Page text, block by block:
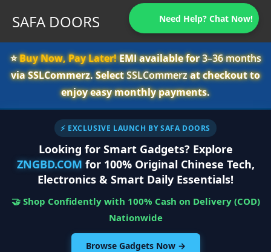
SAFA DOORS Need Help? Chat Now!
⭐️Buy Now, Pay Later!EMI available for3–36 months
via SSLCommerz. SelectSSLCommerzat checkout to
enjoy easy monthly payments.
⚡ EXCLUSIVE LAUNCH BY SAFA DOORS
Looking for Smart Gadgets? Explore
ZNGBD.COM for 100% Original Chinese Tech,
Electronics & Smart Daily Essentials!
🤝 Shop Confidently with 100% Cash on Delivery (COD)
Nationwide
Browse Gadgets Now →